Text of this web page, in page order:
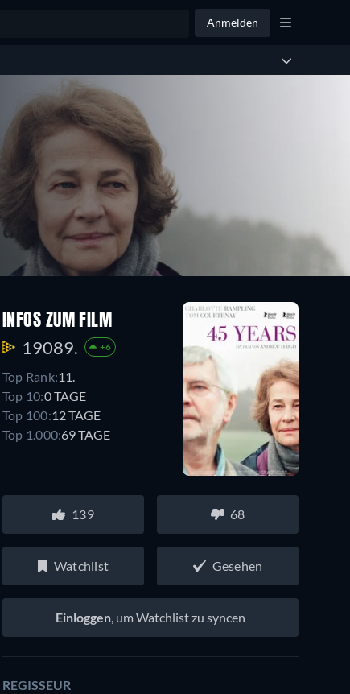
Anmelden
INFOS ZUM FILM
19089. +6
Top Rank:11.
Top 10:0 TAGE
Top 100:12 TAGE
Top 1.000:69 TAGE
139 68
Watchlist Gesehen
Einloggen, um Watchlist zu syncen
REGISSEUR